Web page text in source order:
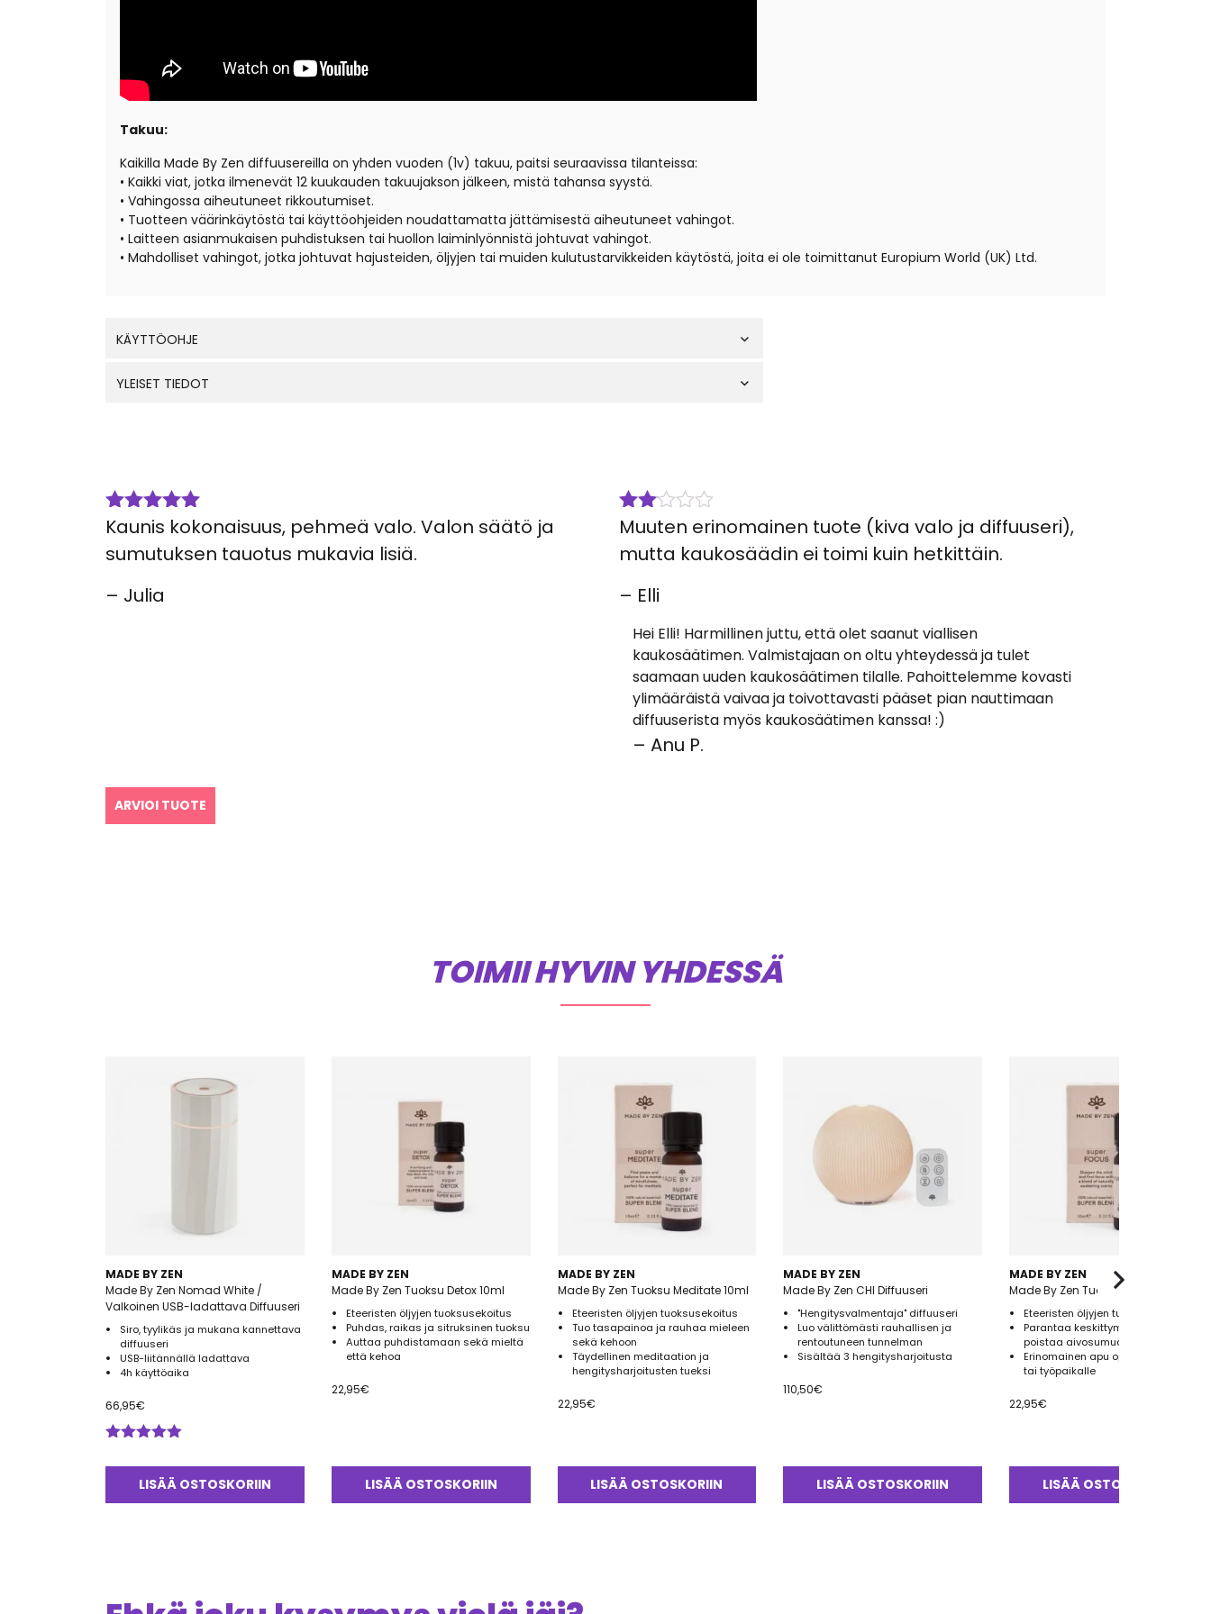
Takuu:
Kaikilla Made By Zen diffuusereilla on yhden vuoden (1v) takuu, paitsi seuraavissa tilanteissa:
• Kaikki viat, jotka ilmenevät 12 kuukauden takuujakson jälkeen, mistä tahansa syystä.
• Vahingossa aiheutuneet rikkoutumiset.
• Tuotteen väärinkäytöstä tai käyttöohjeiden noudattamatta jättämisestä aiheutuneet vahingot.
• Laitteen asianmukaisen puhdistuksen tai huollon laiminlyönnistä johtuvat vahingot.
• Mahdolliset vahingot, jotka johtuvat hajusteiden, öljyjen tai muiden kulutustarvikkeiden käytöstä, joita ei ole toimittanut Europium World (UK) Ltd.
KÄYTTÖOHJE
YLEISET TIEDOT
Arvostelu
tuotteesta:
5/ 5
Kaunis kokonaisuus, pehmeä valo. Valon säätö ja
sumutuksen tauotus mukavia lisiä.
– Julia
Arvostelu
tuotteesta:
2 /
Muuten erinomainen tuote (kiva valo ja diffuuseri),
mutta kaukosäädin ei toimi kuin hetkittäin.
– Elli
Hei Elli! Harmillinen juttu, että olet saanut viallisen
kaukosäätimen. Valmistajaan on oltu yhteydessä ja tulet
saamaan uuden kaukosäätimen tilalle. Pahoittelemme kovasti
ylimääräistä vaivaa ja toivottavasti pääset pian nauttimaan
diffuuserista myös kaukosäätimen kanssa! :)
– Anu P.
ARVIOI TUOTE
TOIMII HYVIN YHDESSÄ
MADE BY ZEN
Made By Zen Nomad White /
Valkoinen USB-ladattava Diffuuseri
Siro, tyylikäs ja mukana kannettava
diffuuseri
USB-liitännällä ladattava
4h käyttöaika
66,95€
tuotteesta:
/ 5
LISÄÄ OSTOSKORIIN
MADE BY ZEN
Made By Zen Tuoksu Detox 10ml
Eteeristen öljyjen tuoksusekoitus
Puhdas, raikas ja sitruksinen tuoksu
Auttaa puhdistamaan sekä mieltä
että kehoa
22,95€
LISÄÄ OSTOSKORIIN
MADE BY ZEN
Made By Zen Tuoksu Meditate 10ml
Eteeristen öljyjen tuoksusekoitus
Tuo tasapainoa ja rauhaa mieleen
sekä kehoon
Täydellinen meditaation ja
hengitysharjoitusten tueksi
22,95€
LISÄÄ OSTOSKORIIN
MADE BY ZEN
Made By Zen CHI Diffuuseri
"Hengitysvalmentaja" diffuuseri
Luo välittömästi rauhallisen ja
rentoutuneen tunnelman
Sisältää 3 hengitysharjoitusta
110,50€
LISÄÄ OSTOSKORIIN
MADE BY ZEN
Made By Zen Tuoksu Focus 10ml
Eteeristen öljyjen tuoksusekoitus
Parantaa keskittymiskykyä ja
poistaa aivosumua
Erinomainen apu opiskelun tueksi
tai työpaikalle
22,95€
LISÄÄ OSTOSKORIIN